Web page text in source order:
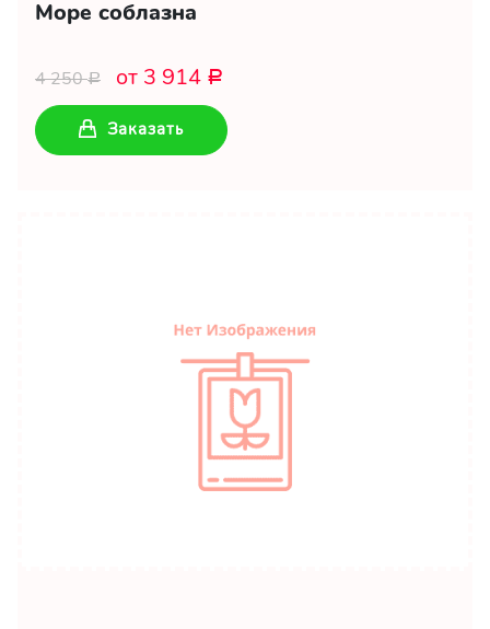
Море соблазна
4 250Р от 3 914 Р
Заказать